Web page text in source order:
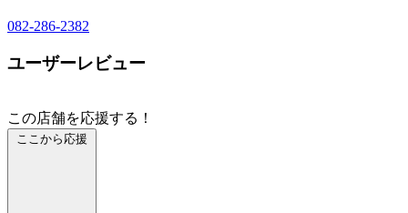
082-286-2382
ユーザーレビュー
この店舗を応援する！
ここから応援